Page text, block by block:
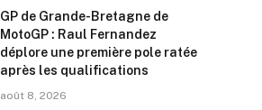
GP de Grande-Bretagne de
MotoGP : Raul Fernandez
déplore une première pole ratée
après les qualifications
août 8, 2026